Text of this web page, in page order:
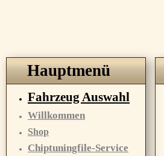
Hauptmenü
Fahrzeug Auswahl
Willkommen
Shop
Chiptuningfile-Service